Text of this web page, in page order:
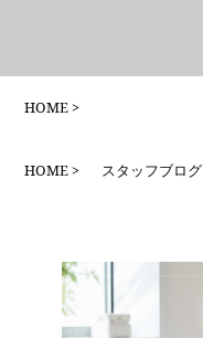
HOME
HOME スタッフブログ